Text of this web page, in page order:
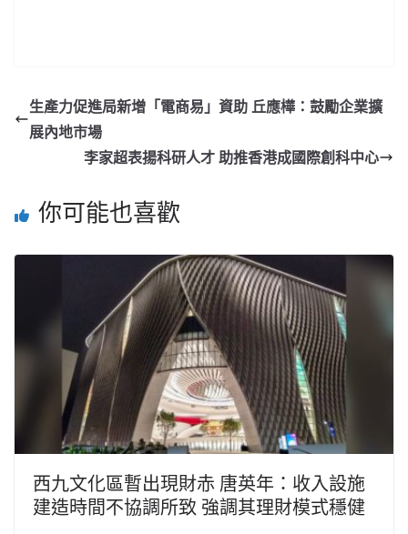
生產力促進局新增「電商易」資助 丘應樺：鼓勵企業擴
展內地市場
李家超表揚科研人才 助推香港成國際創科中心
你可能也喜歡
西九文化區暫出現財赤 唐英年：收入設施
建造時間不協調所致 強調其理財模式穩健